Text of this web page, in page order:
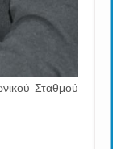
Σταθμού